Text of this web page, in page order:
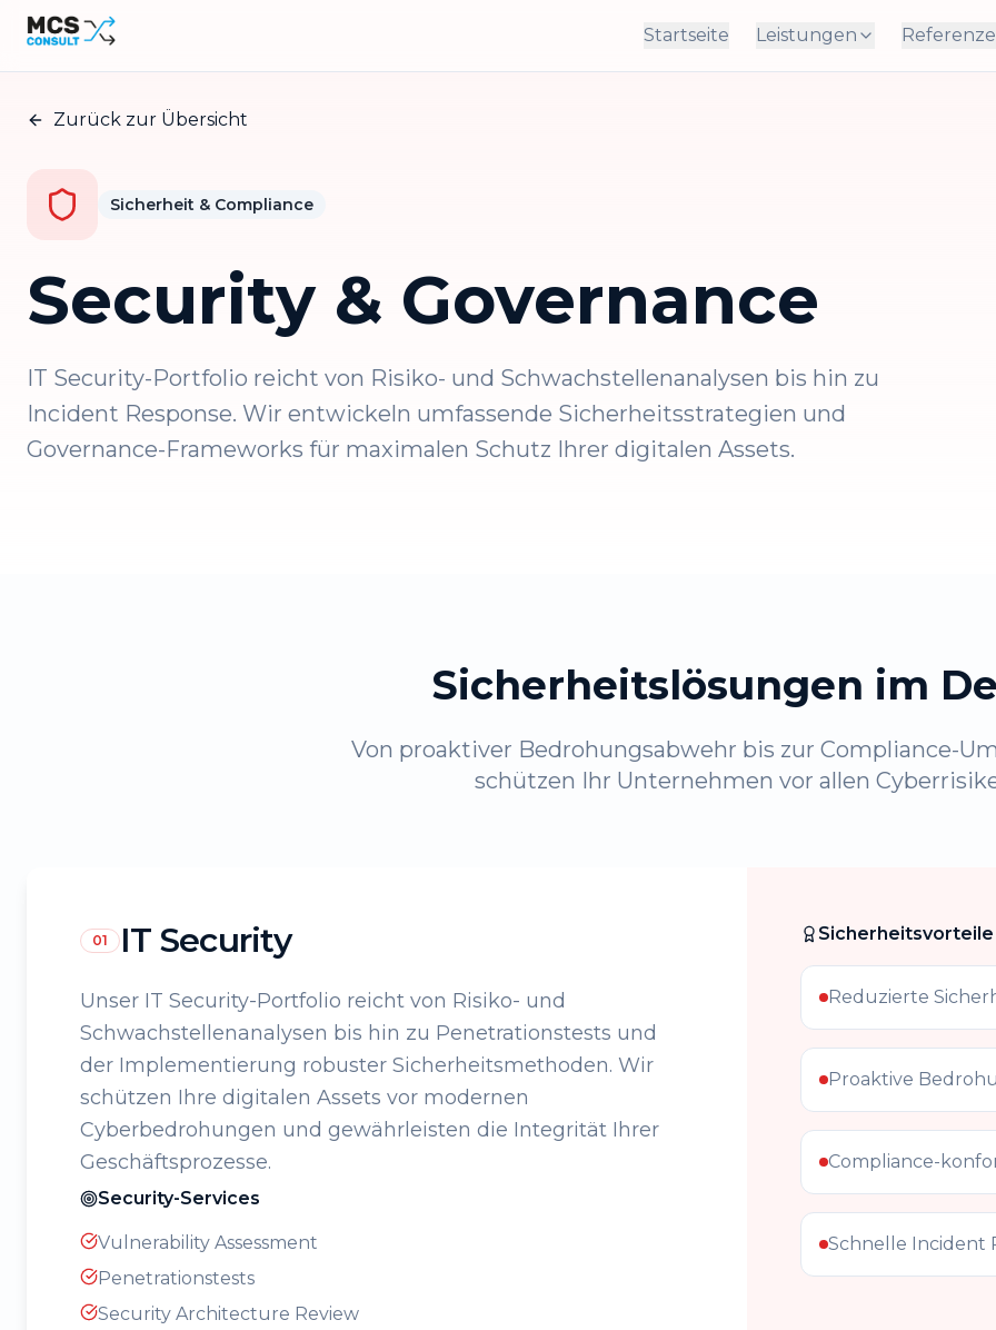
Startseite Leistungen
Zurück zur Übersicht
Sicherheit & Compliance
Security & Governance
IT Security-Portfolio reicht von Risiko- und Schwachstellenanalysen bis hin zu
Incident Response. Wir entwickeln umfassende Sicherheitsstrategien und
Governance-Frameworks für maximalen Schutz Ihrer digitalen Assets.
Sicherheitslösungen im
Von proaktiver Bedrohungsabwehr bis zur Compliance-
schützen Ihr Unternehmen vor allen
01 IT Security
Unser IT Security-Portfolio reicht von Risiko- und
Schwachstellenanalysen bis hin zu Penetrationstests und
der Implementierung robuster Sicherheitsmethoden. Wir
schützen Ihre digitalen Assets vor modernen
Cyberbedrohungen und gewährleisten die Integrität Ihrer
Geschäftsprozesse.
Security-Services
Vulnerability Assessment
Penetrationstests
Security Architecture Review
Sicherheitsvorteile
Reduzierte
Proaktive
Compliance-
Schnelle Incident